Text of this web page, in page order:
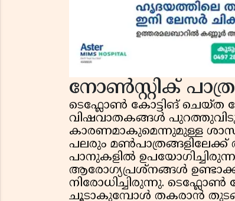
നോൺസ്റ്റിക്
ടെഫ്ലോൺ കോട്ടിങ് ചെയ്ത
വിഷവാതകങ്ങൾ
കാരണമാകുമെന്നുമുള്ള
പലരും മൺപാത്രങ്ങളിലേക്ക്
പാനുകളിൽ
ആരോഗ്യപ്രശ്നങ്ങൾ
നിരോധിച്ചിരുന്നു. ടെഫ്ലോൺ
ചൂടാകുമ്പോൾ തകരാൻ